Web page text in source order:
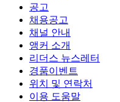
공고
채용공고
채널 안내
앵커 소개
리더스 뉴스레터
경품이벤트
위치 및 연락처
이용 도움말